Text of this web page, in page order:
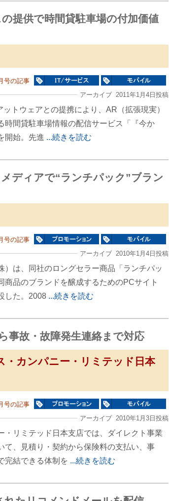
提供で時間貸駐車場の付加価値
号の記事
アーカイブ 2011年1月4日投稿
トウェアとの提携により、AR（拡張現実）
時間貸駐車場情報の配信サービス「『今か
開始。先進 ...続きを読む
ディアで“ランチパック”ブラン
号の記事
アーカイブ 2010年1月4日投稿
は、同社のロングセラー商品「ランチパッ
品のブランドを醸成するためのPCサイト
した。2008 ...続きを読む
事故・故障発生連絡まで対応
カンパニー・リミテッド日本
号の記事
アーカイブ 2010年1月3日投稿
リミテッド日本支店では、ダイレクト事業
て、見積り・契約から保険料の支払い、事
完結できる体制を ...続きを読む